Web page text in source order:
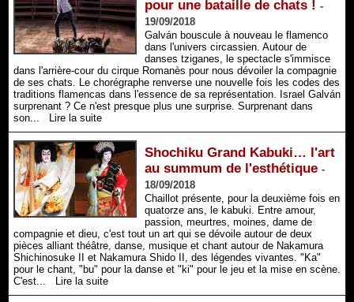
pour une bataille de chats ! -
19/09/2018
Galván bouscule à nouveau le flamenco
dans l'univers circassien. Autour de
danses tziganes, le spectacle s'immisce
dans l'arrière-cour du cirque Romanès pour nous dévoiler la compagnie
de ses chats. Le chorégraphe renverse une nouvelle fois les codes des
traditions flamencas dans l'essence de sa représentation. Israel Galván
surprenant ? Ce n'est presque plus une surprise. Surprenant dans
son...
Lire la suite
Shochiku Grand Kabuki… l'art
au summum de l'esthétique -
18/09/2018
Chaillot présente, pour la deuxième fois en
quatorze ans, le kabuki. Entre amour,
passion, meurtres, moines, dame de
compagnie et dieu, c'est tout un art qui se dévoile autour de deux
pièces alliant théâtre, danse, musique et chant autour de Nakamura
Shichinosuke II et Nakamura Shido II, des légendes vivantes. "Ka"
pour le chant, "bu" pour la danse et "ki" pour le jeu et la mise en scène.
C'est...
Lire la suite